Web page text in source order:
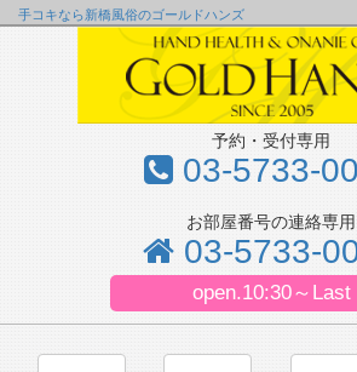
手コキなら新橋風俗のゴールドハンズ
予約・受付専用
03-5733-
お部屋番号の連絡専用
03-5733-
open.10:30～Last